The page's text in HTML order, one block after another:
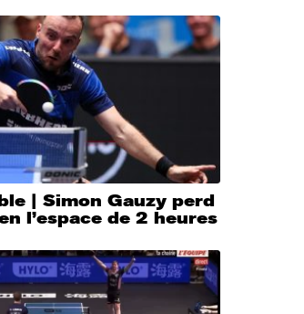
| Simon Gauzy perd
l’espace de 2 heures